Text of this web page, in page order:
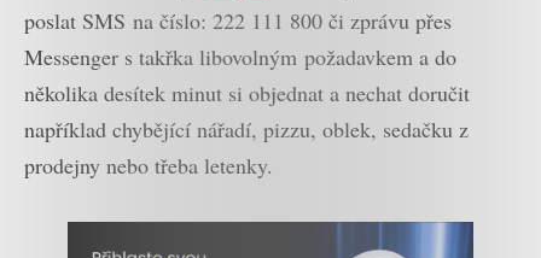
poslat SMS na číslo: 222 111 800 či zprávu přes
Messenger s takřka libovolným požadavkem a do
několika desítek minut si objednat a nechat doručit
například chybějící nářadí, pizzu, oblek, sedačku z
prodejny nebo třeba letenky.